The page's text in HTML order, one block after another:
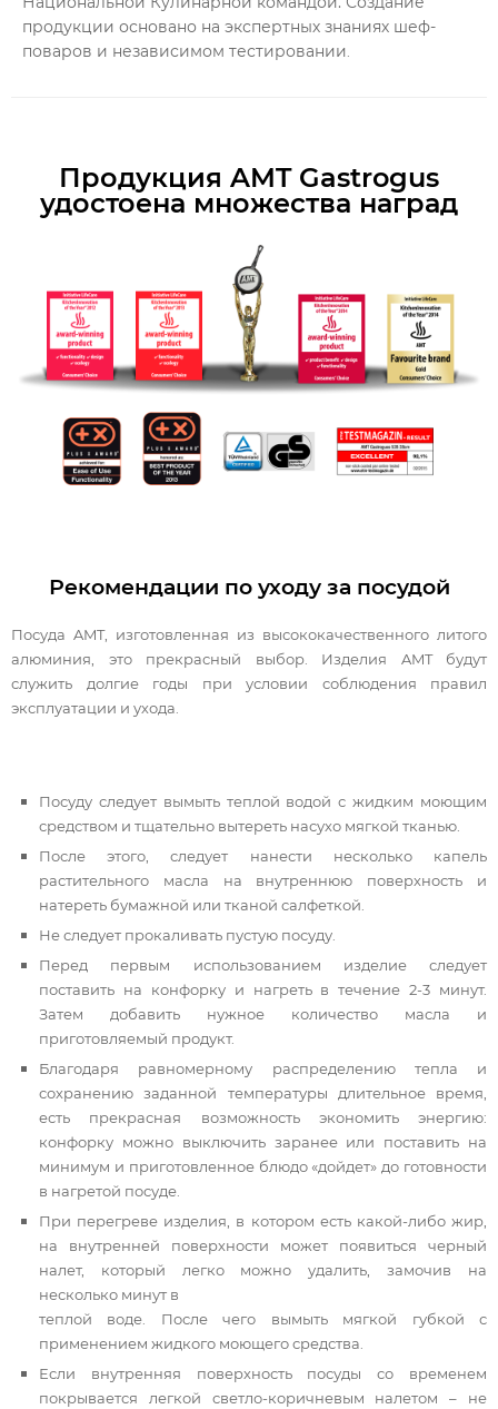
продукции основано на экспертных знаниях шеф-
поваров и независимом тестировании.
Продукция AMT Gastrogus
удостоена множества наград
Рекомендации по уходу за посудой
Посуда AMT, изготовленная из высококачественного литого
алюминия, это прекрасный выбор. Изделия AMT будут
служить долгие годы при условии соблюдения правил
эксплуатации и ухода.
Посуду следует вымыть теплой водой с жидким моющим
средством и тщательно вытереть насухо мягкой тканью.
После этого, следует нанести несколько капель
растительного масла на внутреннюю поверхность и
натереть бумажной или тканой салфеткой.
Не следует прокаливать пустую посуду.
Перед первым использованием изделие следует
поставить на конфорку и нагреть в течение 2-3 минут.
Затем добавить нужное количество масла и
приготовляемый продукт.
Благодаря равномерному распределению тепла и
сохранению заданной температуры длительное время,
есть прекрасная возможность экономить энергию:
конфорку можно выключить заранее или поставить на
минимум и приготовленное блюдо «дойдет» до готовности
в нагретой посуде.
При перегреве изделия, в котором есть какой-либо жир,
на внутренней поверхности может появиться черный
налет, который легко можно удалить, замочив на
несколько минут в
теплой воде. После чего вымыть мягкой губкой с
применением жидкого моющего средства.
Если внутренняя поверхность посуды со временем
покрывается легкой светло-коричневым налетом – не